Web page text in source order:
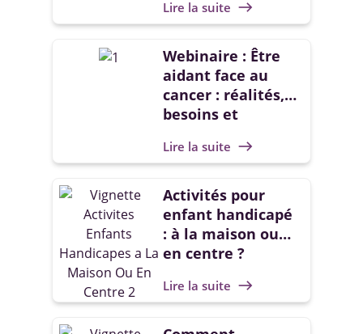
enfant handicapé
Lire la suite east
Webinaire : Être
aidant face au
cancer : réalités,
besoins et
Lire la suite east
Activités pour
enfant handicapé
: à la maison ou
en centre ?
Lire la suite east